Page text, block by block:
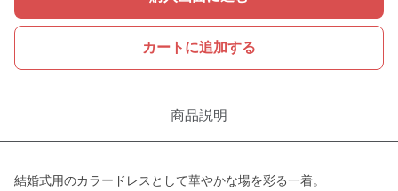
カートに追加する
商品説明
結婚式用のカラードレスとして華やかな場を彩る一着。